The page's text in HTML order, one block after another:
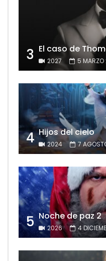
3 El caso de
2027 5
4 Hijos del cielo
2024 7
5 Noche de paz 2
2026 4